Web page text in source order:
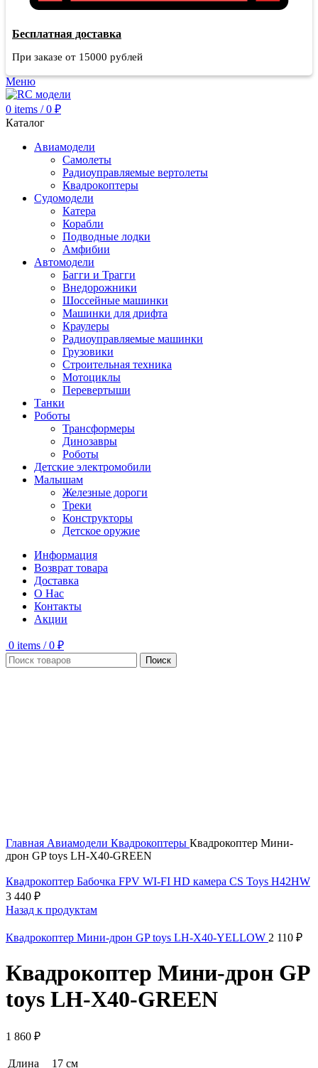
Бесплатная доставка
При заказе от 15000 рублей
Меню
0 items / 0 ₽
Каталог
Авиамодели
Самолеты
Радиоуправляемые вертолеты
Квадрокоптеры
Судомодели
Катера
Корабли
Подводные лодки
Амфибии
Автомодели
Багги и Трагги
Внедорожники
Шоссейные машинки
Машинки для дрифта
Краулеры
Радиоуправляемые машинки
Грузовики
Строительная техника
Мотоциклы
Перевертыши
Танки
Роботы
Трансформеры
Динозавры
Роботы
Детские электромобили
Малышам
Железные дороги
Треки
Конструкторы
Детское оружие
Информация
Возврат товара
Доставка
О Нас
Контакты
Акции
0 items / 0 ₽
Поиск
Главная Авиамодели Квадрокоптеры Квадрокоптер Мини-
дрон GP toys LH-X40-GREEN
Квадрокоптер Бабочка FPV WI-FI HD камера CS Toys H42HW
3 440 ₽
Назад к продуктам
Квадрокоптер Мини-дрон GP toys LH-X40-YELLOW 2 110 ₽
Квадрокоптер Мини-дрон GP
toys LH-X40-GREEN
1 860 ₽
Длина 17 см